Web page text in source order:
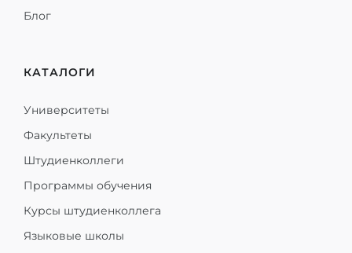
Блог
КАТАЛОГИ
Университеты
Факультеты
Штудиенколлеги
Программы обучения
Курсы штудиенколлега
Языковые школы